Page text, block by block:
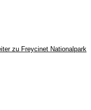
zu Freycinet Nationalpark